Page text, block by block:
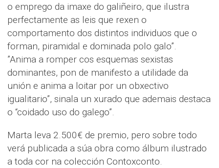
o emprego da imaxe do galiñeiro, que ilustra
perfectamente as leis que rexen o
comportamento dos distintos individuos que o
forman, piramidal e dominada polo galo”.
”Anima a romper cos esquemas sexistas
dominantes, pon de manifesto a utilidade da
unión e anima a loitar por un obxectivo
igualitario”, sinala un xurado que ademais destaca
o “coidado uso do galego”.
Marta leva 2.500€ de premio, pero sobre todo
verá publicada a súa obra como álbum ilustrado
a toda cor na colección Contoxconto.